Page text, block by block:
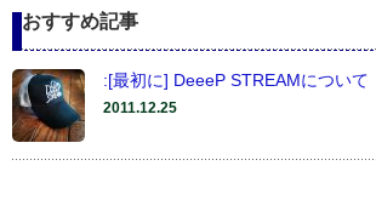
おすすめ記事
:[最初に] DeeeP STREAMについて
2011.12.25